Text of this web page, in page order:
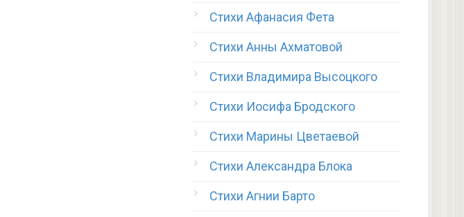
Стихи Афанасия Фета
Стихи Анны Ахматовой
Стихи Владимира Высоцкого
Стихи Иосифа Бродского
Стихи Марины Цветаевой
Стихи Александра Блока
Стихи Агнии Барто